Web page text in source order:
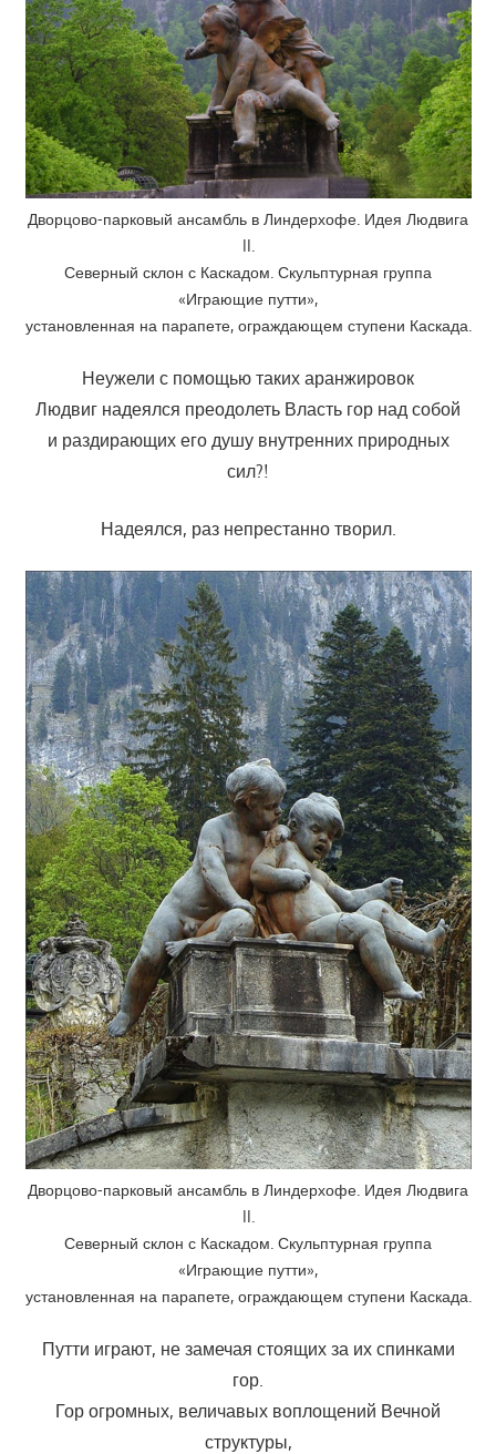
Дворцово-парковый ансамбль в Линдерхофе. Идея Людвига
II.
Северный склон с Каскадом. Скульптурная группа
«Играющие путти»,
установленная на парапете, ограждающем ступени Каскада.
Неужели с помощью таких аранжировок
Людвиг надеялся преодолеть Власть гор над собой
и раздирающих его душу внутренних природных
сил?!
Надеялся, раз непрестанно творил.
Дворцово-парковый ансамбль в Линдерхофе. Идея Людвига
II.
Северный склон с Каскадом. Скульптурная группа
«Играющие путти»,
установленная на парапете, ограждающем ступени Каскада.
Путти играют, не замечая стоящих за их спинками
гор.
Гор огромных, величавых воплощений Вечной
структуры,